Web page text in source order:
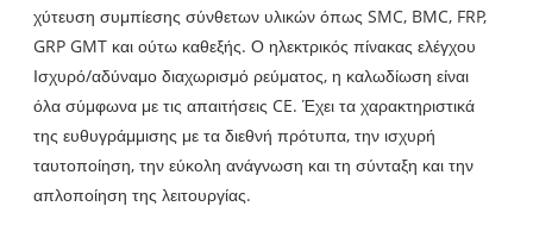
χύτευση συμπίεσης σύνθετων υλικών όπως SMC, BMC, FRP,
GRP GMT και ούτω καθεξής. Ο ηλεκτρικός πίνακας ελέγχου
Ισχυρό/αδύναμο διαχωρισμό ρεύματος, η καλωδίωση είναι
όλα σύμφωνα με τις απαιτήσεις CE. Έχει τα χαρακτηριστικά
της ευθυγράμμισης με τα διεθνή πρότυπα, την ισχυρή
ταυτοποίηση, την εύκολη ανάγνωση και τη σύνταξη και την
απλοποίηση της λειτουργίας.